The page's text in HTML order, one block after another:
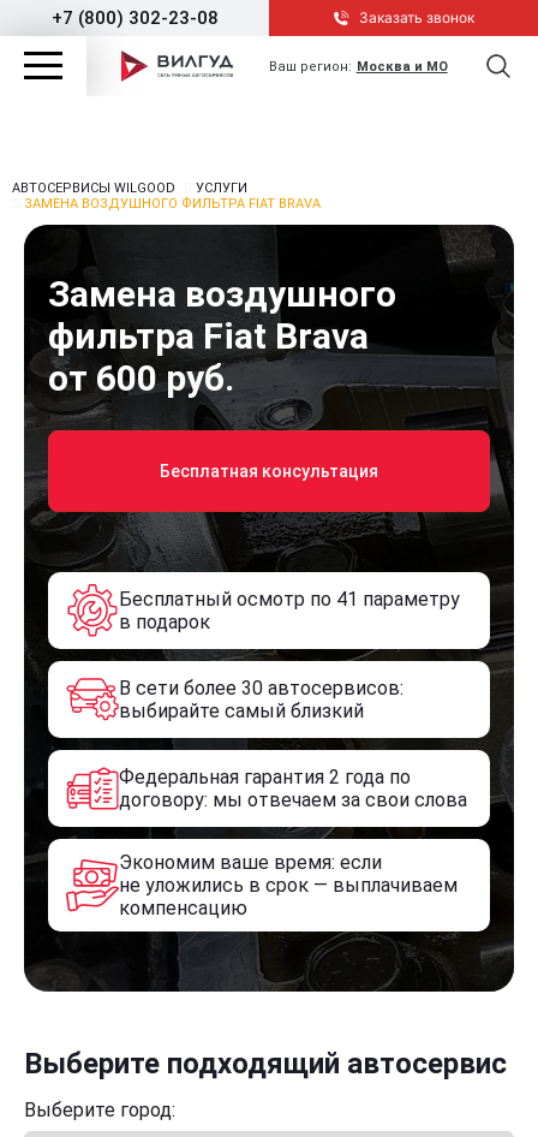
+7 (800) 302-23-08 Заказать звонок
Ваш регион: Москва и МО
АВТОСЕРВИСЫ WILGOOD
УСЛУГИ
ЗАМЕНА ВОЗДУШНОГО ФИЛЬТРА FIAT BRAVA
Замена воздушного
фильтра Fiat Brava
от 600 руб.
Бесплатная консультация
Бесплатный осмотр по 41 параметру
в подарок
В сети более 30 автосервисов:
выбирайте самый близкий
Федеральная гарантия 2 года по
договору: мы отвечаем за свои слова
Экономим ваше время: если
не уложились в срок — выплачиваем
компенсацию
Выберите подходящий автосервис
Выберите город: